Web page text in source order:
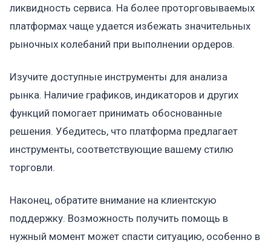
ликвидность сервиса. На более проторговываемых
платформах чаще удается избежать значительных
рыночных колебаний при выполнении ордеров.
Изучите доступные инструменты для анализа
рынка. Наличие графиков, индикаторов и других
функций помогает принимать обоснованные
решения. Убедитесь, что платформа предлагает
инструменты, соответствующие вашему стилю
торговли.
Наконец, обратите внимание на клиентскую
поддержку. Возможность получить помощь в
нужный момент может спасти ситуацию, особенно в